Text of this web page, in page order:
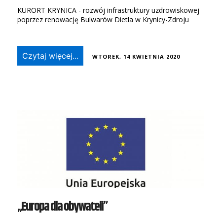
KURORT KRYNICA - rozwój infrastruktury uzdrowiskowej
poprzez renowację Bulwarów Dietla w Krynicy-Zdroju
Czytaj więcej... WTOREK, 14 KWIETNIA 2020
„Europa dla obywateli”